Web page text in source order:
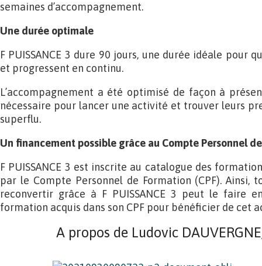
semaines d’accompagnement.
Une durée optimale
F PUISSANCE 3 dure 90 jours, une durée idéale pour
et progressent en continu.
L’accompagnement a été optimisé de façon à
nécessaire pour lancer une activité et trouver leurs
superflu.
Un financement possible grâce au Compte Personnel
F PUISSANCE 3 est inscrite au catalogue des
par le Compte Personnel de Formation (CPF). Ainsi,
reconvertir grâce à F PUISSANCE 3 peut le faire
formation acquis dans son CPF pour bénéficier de cet
A propos de Ludovic